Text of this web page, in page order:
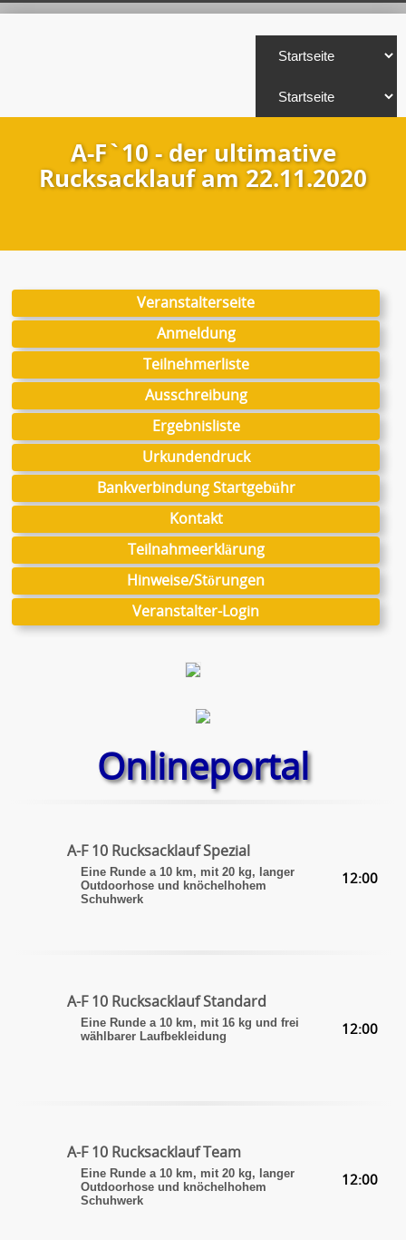
A-F`10 - der ultimative
Rucksacklauf am 22.11.2020
Veranstalterseite
Anmeldung
Teilnehmerliste
Ausschreibung
Ergebnisliste
Urkundendruck
Bankverbindung Startgebühr
Kontakt
Teilnahmeerklärung
Hinweise/Störungen
Veranstalter-Login
Onlineportal
A-F 10 Rucksacklauf Spezial
Eine Runde a 10 km, mit 20 kg, langer
Outdoorhose und knöchelhohem
Schuhwerk
12:00
A-F 10 Rucksacklauf Standard
Eine Runde a 10 km, mit 16 kg und frei
wählbarer Laufbekleidung
12:00
A-F 10 Rucksacklauf Team
Eine Runde a 10 km, mit 20 kg, langer
Outdoorhose und knöchelhohem
Schuhwerk
12:00